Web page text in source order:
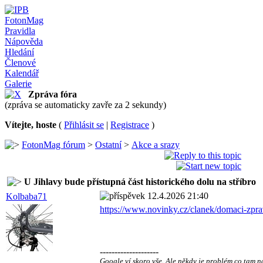
FotonMag
Pravidla
Nápověda
Hledání
Členové
Kalendář
Galerie
Zpráva fóra
(zpráva se automaticky zavře za 2 sekundy)
Vítejte, hoste ( Přihlásit se | Registrace )
FotonMag fórum > Ostatní> Akce a srazy
U Jihlavy bude přístupná část historického dolu na stříbro
Kolbaba71
12.4.2026 21:40
https://www.novinky.cz/clanek/domaci-
--------------------
Google ví skoro vše. Ale někdy je problém co tam